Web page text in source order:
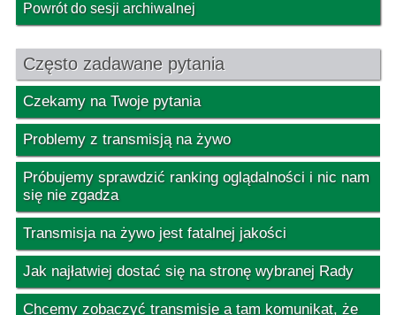
Powrót do sesji archiwalnej
Często zadawane pytania
Czekamy na Twoje pytania
Problemy z transmisją na żywo
Próbujemy sprawdzić ranking oglądalności i nic nam
się nie zgadza
Transmisja na żywo jest fatalnej jakości
Jak najłatwiej dostać się na stronę wybranej Rady
Chcemy zobaczyć transmisje a tam komunikat, że